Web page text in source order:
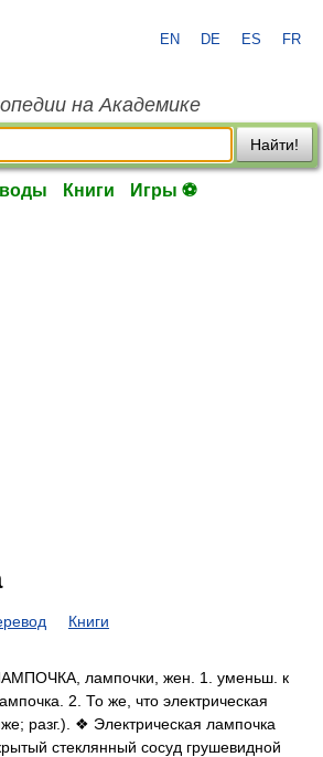
EN DE ES FR
на Академике
Найти!
Книги Игры ⚽
Книги
лампочки, жен. 1. уменьш. к
2. То же, что электрическая
разг.). ❖ Электрическая лампочка
стеклянный сосуд грушевидной